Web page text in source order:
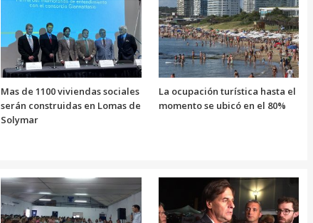
disminuir
el
volumen.
Mas de 1100 viviendas sociales
serán construidas en Lomas de
Solymar
La ocupación turística hasta el
momento se ubicó en el 80%